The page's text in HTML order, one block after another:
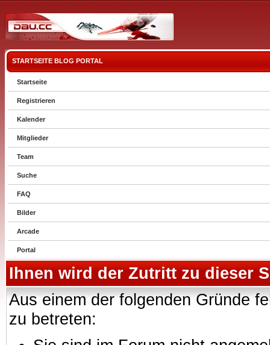
STARTSEITE BLOG PORTAL
Startseite
Registrieren
Kalender
Mitglieder
Team
Suche
FAQ
Bilder
Arcade
Portal
Ihnen wird der Zutritt zu dieser
Aus einem der folgenden Gründe
zu betreten: